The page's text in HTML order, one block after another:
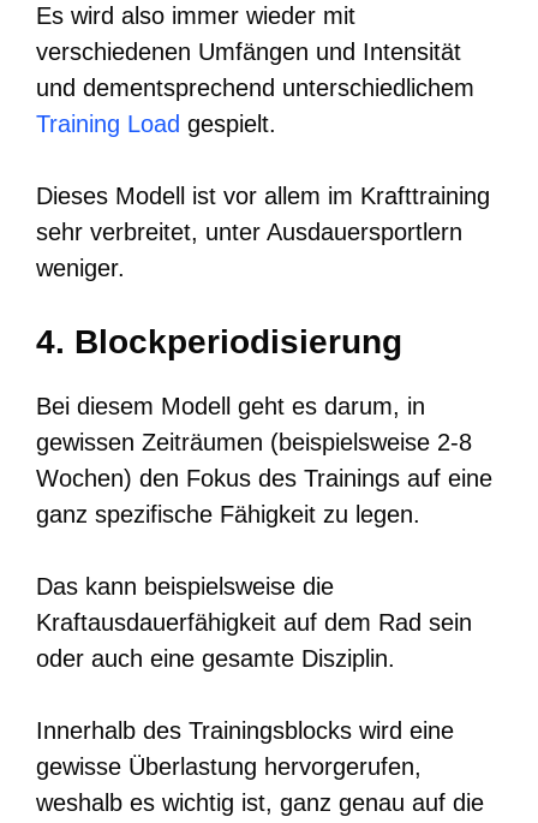
Es wird also immer wieder mit
verschiedenen Umfängen und Intensität
und dementsprechend unterschiedlichem
Training Load gespielt.
Dieses Modell ist vor allem im Krafttraining
sehr verbreitet, unter Ausdauersportlern
weniger.
4. Blockperiodisierung
Bei diesem Modell geht es darum, in
gewissen Zeiträumen (beispielsweise 2-8
Wochen) den Fokus des Trainings auf eine
ganz spezifische Fähigkeit zu legen.
Das kann beispielsweise die
Kraftausdauerfähigkeit auf dem Rad sein
oder auch eine gesamte Disziplin.
Innerhalb des Trainingsblocks wird eine
gewisse Überlastung hervorgerufen,
weshalb es wichtig ist, ganz genau auf die